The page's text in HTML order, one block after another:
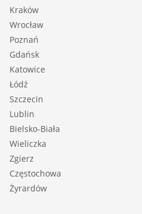
Kraków
Wrocław
Poznań
Gdańsk
Katowice
Łódź
Szczecin
Lublin
Bielsko-Biała
Wieliczka
Zgierz
Częstochowa
Żyrardów